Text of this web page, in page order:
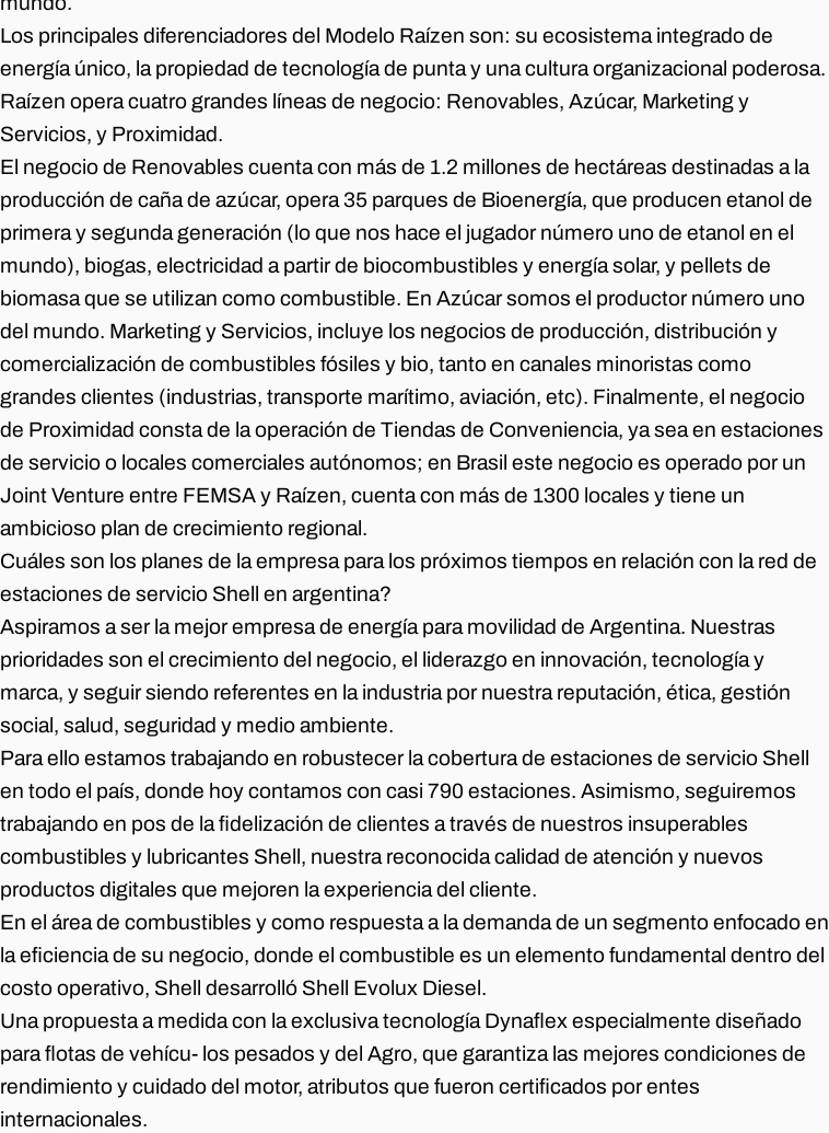
Los principales diferenciadores del Modelo Raízen son: su ecosistema integrado de
energía único, la propiedad de tecnología de punta y una cultura organizacional poderosa.
Raízen opera cuatro grandes líneas de negocio: Renovables, Azúcar, Marketing y
Servicios, y Proximidad.
El negocio de Renovables cuenta con más de 1.2 millones de hectáreas destinadas a la
producción de caña de azúcar, opera 35 parques de Bioenergía, que producen etanol de
primera y segunda generación (lo que nos hace el jugador número uno de etanol en el
mundo), biogas, electricidad a partir de biocombustibles y energía solar, y pellets de
biomasa que se utilizan como combustible. En Azúcar somos el productor número uno
del mundo. Marketing y Servicios, incluye los negocios de producción, distribución y
comercialización de combustibles fósiles y bio, tanto en canales minoristas como
grandes clientes (industrias, transporte marítimo, aviación, etc). Finalmente, el negocio
de Proximidad consta de la operación de Tiendas de Conveniencia, ya sea en estaciones
de servicio o locales comerciales autónomos; en Brasil este negocio es operado por un
Joint Venture entre FEMSA y Raízen, cuenta con más de 1300 locales y tiene un
ambicioso plan de crecimiento regional.
Cuáles son los planes de la empresa para los próximos tiempos en relación con la red de
estaciones de servicio Shell en argentina?
Aspiramos a ser la mejor empresa de energía para movilidad de Argentina. Nuestras
prioridades son el crecimiento del negocio, el liderazgo en innovación, tecnología y
marca, y seguir siendo referentes en la industria por nuestra reputación, ética, gestión
social, salud, seguridad y medio ambiente.
Para ello estamos trabajando en robustecer la cobertura de estaciones de servicio Shell
en todo el país, donde hoy contamos con casi 790 estaciones. Asimismo, seguiremos
trabajando en pos de la fidelización de clientes a través de nuestros insuperables
combustibles y lubricantes Shell, nuestra reconocida calidad de atención y nuevos
productos digitales que mejoren la experiencia del cliente.
En el área de combustibles y como respuesta a la demanda de un segmento enfocado en
la eficiencia de su negocio, donde el combustible es un elemento fundamental dentro del
costo operativo, Shell desarrolló Shell Evolux Diesel.
Una propuesta a medida con la exclusiva tecnología Dynaflex especialmente diseñado
para flotas de vehícu- los pesados y del Agro, que garantiza las mejores condiciones de
rendimiento y cuidado del motor, atributos que fueron certificados por entes
internacionales.